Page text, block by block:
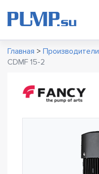
Главная > Производители
CDMF 15-2